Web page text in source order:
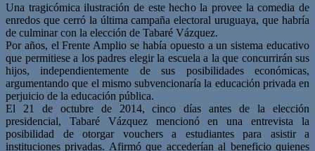
Una tragicómica ilustración de este hecho la provee la comedia de
enredos que cerró la última campaña electoral uruguaya, que habría
de culminar con la elección de Tabaré Vázquez.
Por años, el Frente Amplio se había opuesto a un sistema educativo
que permitiese a los padres elegir la escuela a la que concurrirán sus
hijos, independientemente de sus posibilidades económicas,
argumentando que el mismo subvencionaría la educación privada en
perjuicio de la educación pública.
El 21 de octubre de 2014, cinco días antes de la elección
presidencial, Tabaré Vázquez mencionó en una entrevista la
posibilidad de otorgar vouchers a estudiantes para asistir a
instituciones privadas. Afirmó que accederían al beneficio quienes